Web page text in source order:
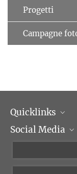
Progetti
Campagne
Quicklinks
Dipartimenti di
Social Media